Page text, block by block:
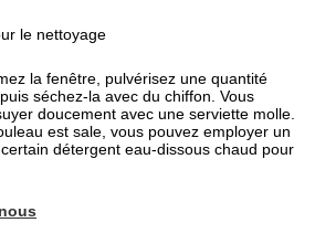
le nettoyage
la fenêtre, pulvérisez une quantité
séchez-la avec du chiffon. Vous
doucement avec une serviette molle.
est sale, vous pouvez employer un
détergent eau-dissous chaud pour